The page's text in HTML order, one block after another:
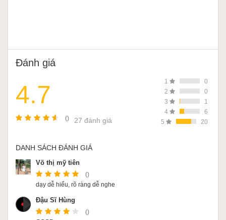
Đánh giá
4.7
() 27 đánh giá
1
0
2
0
3
1
4
6
5
20
DANH SÁCH ĐÁNH GIÁ
Võ thị mỹ tiên
()
dạy dễ hiểu, rõ ràng dễ nghe
Đậu Sĩ Hùng
()